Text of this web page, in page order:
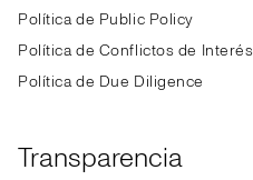
Política de Public Policy
Política de Conflictos de Interés
Política de Due Diligence
Transparencia